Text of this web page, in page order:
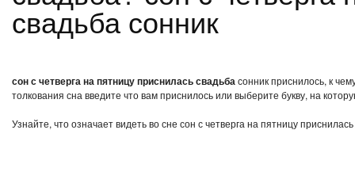
свадьба сонник
сон с четверга на пятницу приснилась свадьбасонник приснилось, к
толкования сна введите что вам приснилось или выберите букву, на
Узнайте, что означает видеть во сне сон с четверга на пятницу